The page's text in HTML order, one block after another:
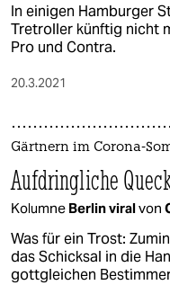
In einigen Hamburger
Tretroller künftig nicht
Pro und Contra.
20.3.2021
Gärtnern im Corona-
Aufdringliche
Kolumne Berlin viralvon
Was für ein Trost:
das Schicksal in die
gottgleichen